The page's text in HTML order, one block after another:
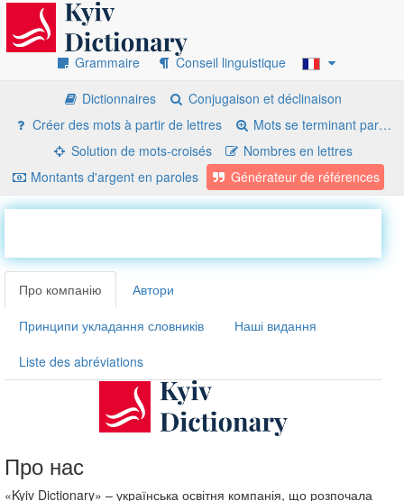
Grammaire
Conseil linguistique
Dictionnaires
Conjugaison et déclinaison
Créer des mots à partir de lettres
Mots se terminant par…
Solution de mots-croisés
Nombres en lettres
Montants d'argent en paroles
Générateur de références
Про компанію
Автори
Принципи укладання словників
Наші видання
Liste des abréviations
Про нас
«Kyiv Dictionary» – українська освітня компанія, що розпочала